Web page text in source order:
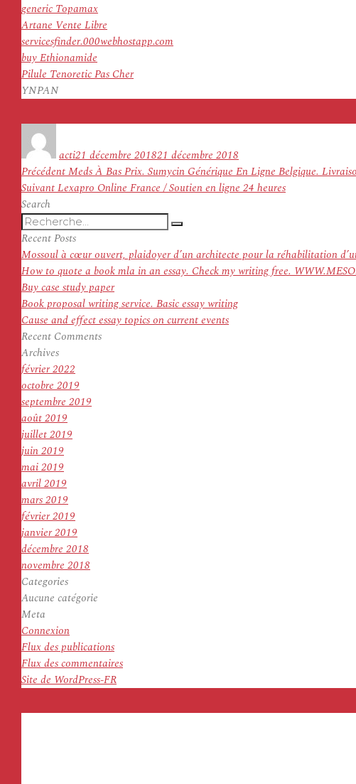
generic Topamax
Artane Vente Libre
servicesfinder.000webhostapp.com
buy Ethionamide
Pilule Tenoretic Pas Cher
YNPAN
actile
21 décembre 201821 décembre 2018
Navigation
de
l’article
PrécédentArticle
précédent :
Meds À Bas Prix. Sumycin Générique En Ligne Belgique.
SuivantArticle
Lexapro Online France / Soutien en ligne 24 heures
Search
Recherche
pour
:
Recherche
Recent Posts
Mossoul à cœur ouvert, plaidoyer d’un architecte pour la réhabilitation
How to quote a book mla in an essay. Check my writing free.
Buy case study paper
Book proposal writing service. Basic essay writing
Cause and effect essay topics on current events
Recent Comments
Archives
février 2022
octobre 2019
septembre 2019
août 2019
juillet 2019
juin 2019
mai 2019
avril 2019
mars 2019
février 2019
janvier 2019
décembre 2018
novembre 2018
Categories
Aucune catégorie
Meta
Connexion
Flux des publications
Flux des commentaires
Site de WordPress-FR